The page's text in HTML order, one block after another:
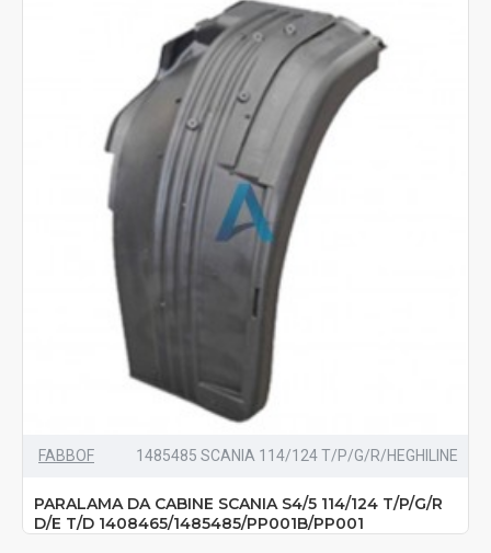
FABBOF 1485485 SCANIA 114/124 T/P/G/R/HEGHILINE
PARALAMA DA CABINE SCANIA S4/5 114/124 T/P/G/R
D/E T/D 1408465/1485485/PP001B/PP001